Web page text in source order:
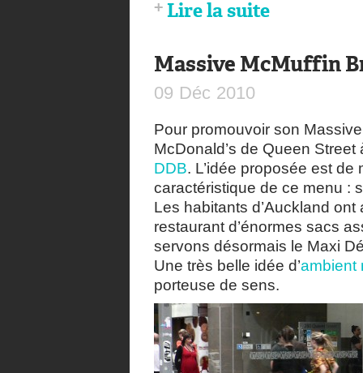
Lire la suite
Massive McMuffin
09 Déc 2010
Pour promouvoir son
McDonald’s de Queen
DDB. L’idée proposée est
caractéristique de ce menu :
Les habitants d’Auckland
restaurant d’énormes sacs
servons désormais le Maxi
Une très belle idée d’ambient
porteuse de sens.